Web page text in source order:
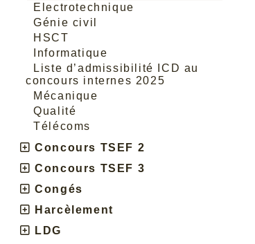
Electrotechnique
Génie civil
HSCT
Informatique
Liste d’admissibilité ICD au
concours internes 2025
Mécanique
Qualité
Télécoms
Concours TSEF 2
Concours TSEF 3
Congés
Harcèlement
LDG